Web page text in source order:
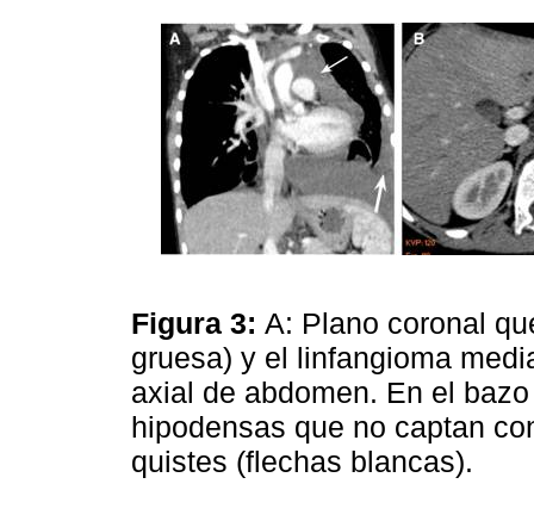
Figura 3: A: Plano coronal
gruesa) y el linfangioma
axial de abdomen. En el
hipodensas que no captan
quistes (flechas blancas).